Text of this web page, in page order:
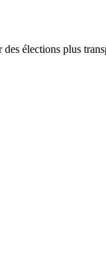
élections plus